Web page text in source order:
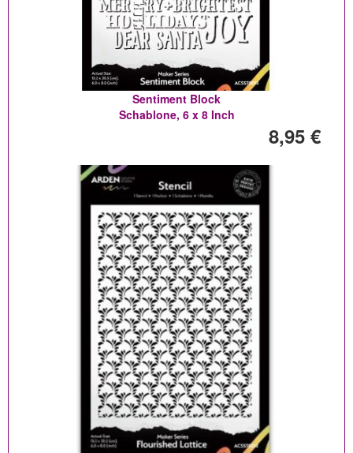
Sentiment Block
Schablone, 6 x 8 Inch
8,95 €